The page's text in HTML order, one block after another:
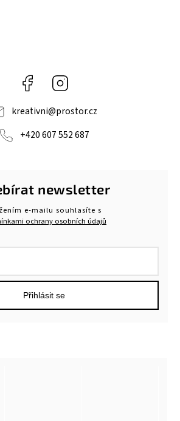
Facebook
kreativni@prostor.cz
+420 607 552 687
newsletter
e-mailu souhlasíte s
ochrany osobních údajů
Přihlásit se